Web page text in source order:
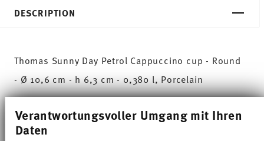
Verantwortungsvoller Umgang mit Ihren
Daten
DESCRIPTION
Thomas Sunny Day Petrol Cappuccino cup - Round
- Ø 10,6 cm - h 6,3 cm - 0,380 l, Porcelain
of combinations make Sunny Day so special,